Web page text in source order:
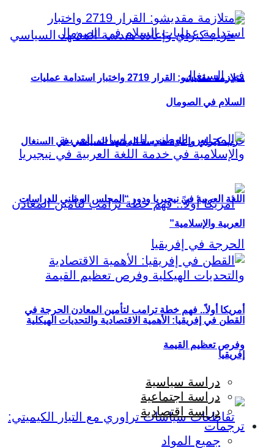
حزب كيراي وإعادة هندسة المشهد السياسي في السنغال
أمريكا أولاً.. فهم خطة ترامب لتأمين المعادن الحرجة في
إفريقيا
متلازمة مقديشو: القرار 2719 واختبار استدامة عمليات
السلام في الصومال
اللغة العربية في نيجيريا ودور “المجلس الوطني للدراسات
العربية والإسلامية”
القطن في إفريقيا: الأهمية الاقتصادية والتحديات الهيكلية
وفرص تعظيم القيمة
دراسة سياسية
دراسة اجتماعية
دراسة اقتصادية
ترجمات
جميع المواد